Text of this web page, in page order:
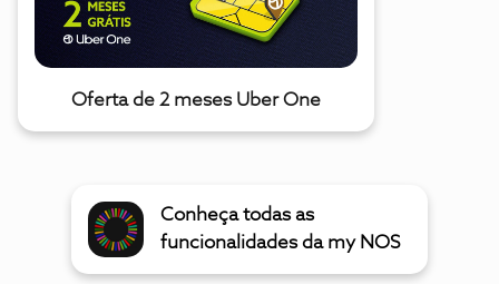
Oferta de 2 meses Uber One
Conheça todas as
funcionalidades da my NOS